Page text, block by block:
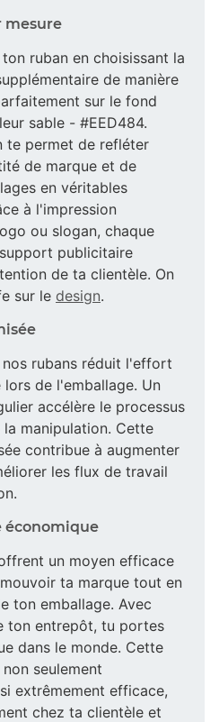
mesure
ruban en choisissant la
de manière
sur le fond
sable - #EED484.
te permet de refléter
de marque et de
en véritables
à l'impression
ou slogan, chaque
publicitaire
de ta clientèle. On
sur le design.
rubans réduit l'effort
de l'emballage. Un
accélère le processus
manipulation. Cette
contribue à augmenter
les flux de travail
économique
un moyen efficace
ta marque tout en
ton emballage. Avec
ton entrepôt, tu portes
dans le monde. Cette
seulement
extrêmement efficace,
chez ta clientèle et